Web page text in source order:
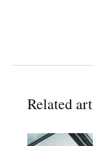
Related